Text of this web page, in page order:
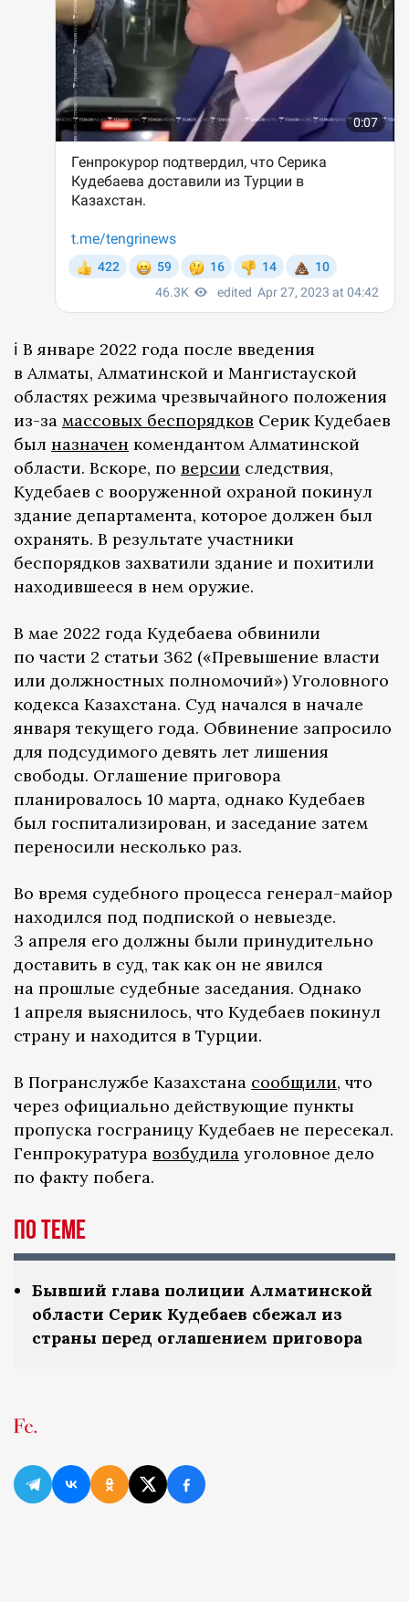
ℹ️ В январе 2022 года после введения
в Алматы, Алматинской и Мангистауской
областях режима чрезвычайного положения
из-за массовых беспорядков Серик Кудебаев
был назначен комендантом Алматинской
области. Вскоре, по версии следствия,
Кудебаев с вооруженной охраной покинул
здание департамента, которое должен был
охранять. В результате участники
беспорядков захватили здание и похитили
находившееся в нем оружие.
В мае 2022 года Кудебаева обвинили
по части 2 статьи 362 («Превышение власти
или должностных полномочий») Уголовного
кодекса Казахстана. Суд начался в начале
января текущего года. Обвинение запросило
для подсудимого девять лет лишения
свободы. Оглашение приговора
планировалось 10 марта, однако Кудебаев
был госпитализирован, и заседание затем
переносили несколько раз.
Во время судебного процесса генерал-майор
находился под подпиской о невыезде.
3 апреля его должны были принудительно
доставить в суд, так как он не явился
на прошлые судебные заседания. Однако
1 апреля выяснилось, что Кудебаев покинул
страну и находится в Турции.
В Погранслужбе Казахстана сообщили, что
через официально действующие пункты
пропуска госграницу Кудебаев не пересекал.
Генпрокуратура возбудила уголовное дело
по факту побега.
По теме
Бывший глава полиции Алматинской
области Серик Кудебаев сбежал из
страны перед оглашением приговора